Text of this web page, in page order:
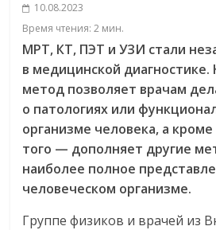
10.08.2023
Время чтения:2 мин.
МРТ, КТ, ПЭТ и УЗИ стали
в медицинской
метод позволяет врачам
о патологиях или
организме человека, а кроме
того — дополняет другие
наиболее полное
человеческом организме.
Группе физиков и врачей из